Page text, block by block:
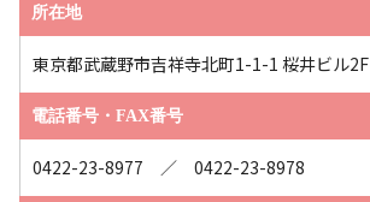
所在地
東京都武蔵野市吉祥寺北町1-1-1 桜井ビル2F
電話番号・FAX番号
0422-23-8977 ／ 0422-23-8978